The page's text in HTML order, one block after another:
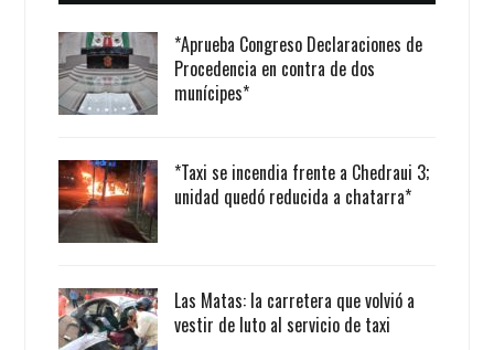
*Aprueba Congreso Declaraciones de
Procedencia en contra de dos
munícipes*
*Taxi se incendia frente a Chedraui 3;
unidad quedó reducida a chatarra*
Las Matas: la carretera que volvió a
vestir de luto al servicio de taxi